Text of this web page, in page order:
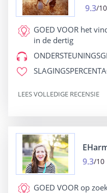
9.3/10
GOED VOOR het
in de dertig
LEES VOLLEDIGE RECENSIE
9.3/10
GOED VOOR op